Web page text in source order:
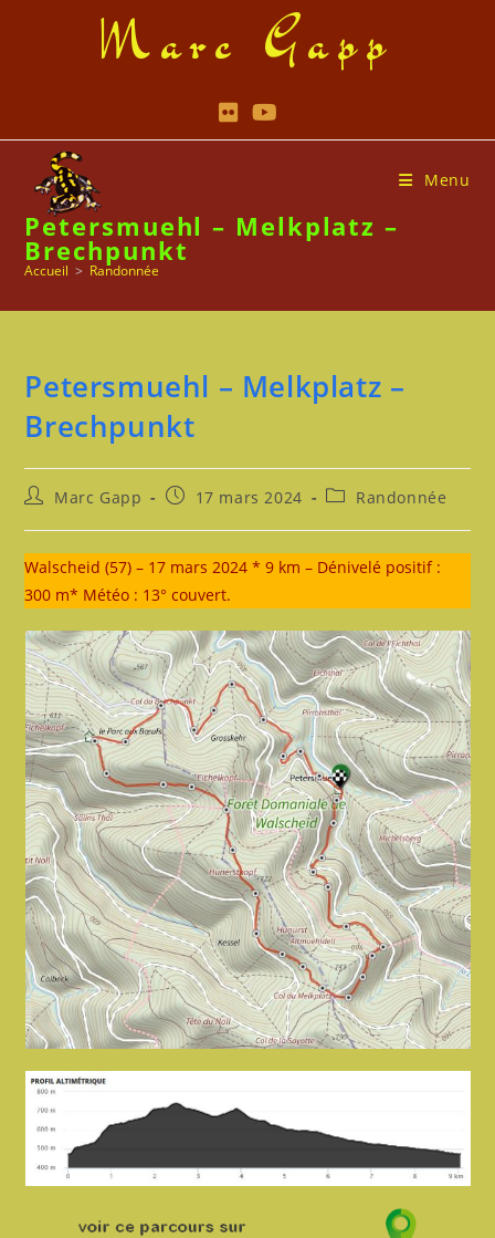
Marc Gapp
Menu
Petersmuehl – Melkplatz –
Brechpunkt
Accueil > Randonnée
Petersmuehl – Melkplatz –
Brechpunkt
Auteur/autrice
la
publication :
Marc Gapp
Publication
17 mars 2024
PostRandonnée
Walscheid (57) – 17 mars 2024 * 9 km – Dénivelé positif :
300 m* Météo : 13° couvert.